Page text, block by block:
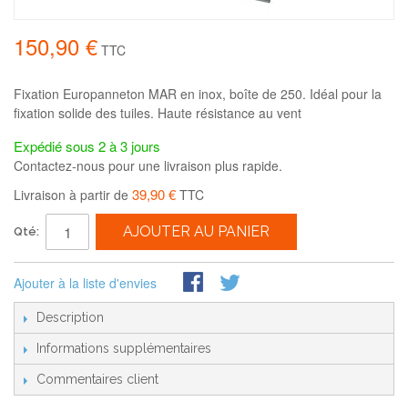
150,90 € TTC
Fixation Europanneton MAR en inox, boîte de 250. Idéal pour la
fixation solide des tuiles. Haute résistance au vent
Expédié sous 2 à 3 jours
Contactez-nous pour une livraison plus rapide.
Livraison à partir de 39,90 € TTC
Qté: AJOUTER AU PANIER
Ajouter à la liste d'envies
Description
Informations supplémentaires
Commentaires client